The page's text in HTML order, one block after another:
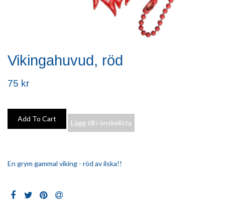
Vikingahuvud, röd
75 kr
Lägg till i önskelista
En grym gammal viking - röd av ilska!!